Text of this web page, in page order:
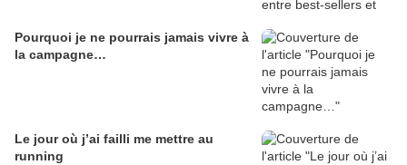
Pourquoi je ne pourrais jamais vivre à
la campagne…
Le jour où j’ai failli me mettre au
running